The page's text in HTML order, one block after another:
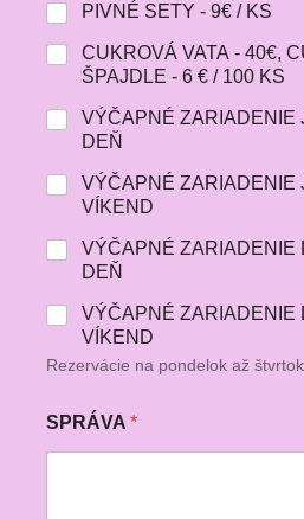
PIVNÉ SETY - 9€ / KS
CUKROVÁ VATA - 40€,
ŠPAJDLE - 6 € / 100 KS
VÝČAPNÉ ZARIADENIE
DEŇ
VÝČAPNÉ ZARIADENIE
VÍKEND
VÝČAPNÉ ZARIADENIE
DEŇ
VÝČAPNÉ ZARIADENIE
VÍKEND
Rezervácie na pondelok až
SPRÁVA *